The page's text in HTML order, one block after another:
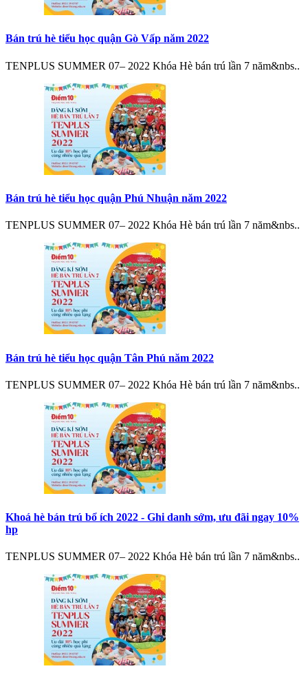
Bán trú hè tiểu học quận Gò Vấp năm 2022
TENPLUS SUMMER 07– 2022 Khóa Hè bán trú lần 7 năm&nbs..
Bán trú hè tiểu học quận Phú Nhuận năm 2022
TENPLUS SUMMER 07– 2022 Khóa Hè bán trú lần 7 năm&nbs..
Bán trú hè tiểu học quận Tân Phú năm 2022
TENPLUS SUMMER 07– 2022 Khóa Hè bán trú lần 7 năm&nbs..
Khoá hè bán trú bổ ích 2022 - Ghi danh sớm, ưu đãi ngay 10%
hp
TENPLUS SUMMER 07– 2022 Khóa Hè bán trú lần 7 năm&nbs..